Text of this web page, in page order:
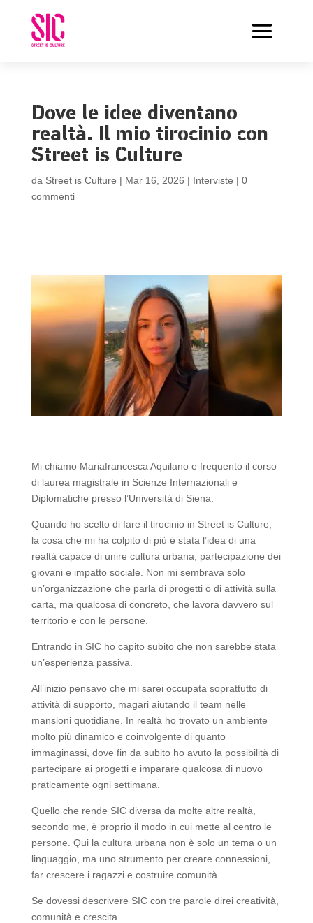
Dove le idee diventano
realtà. Il mio tirocinio con
Street is Culture
da Street is Culture | Mar 16, 2026 | Interviste | 0
commenti
Mi chiamo Mariafrancesca Aquilano e frequento il corso
di laurea magistrale in Scienze Internazionali e
Diplomatiche presso l’Università di Siena.
Quando ho scelto di fare il tirocinio in Street is Culture,
la cosa che mi ha colpito di più è stata l’idea di una
realtà capace di unire cultura urbana, partecipazione dei
giovani e impatto sociale. Non mi sembrava solo
un’organizzazione che parla di progetti o di attività sulla
carta, ma qualcosa di concreto, che lavora davvero sul
territorio e con le persone.
Entrando in SIC ho capito subito che non sarebbe stata
un’esperienza passiva.
All’inizio pensavo che mi sarei occupata soprattutto di
attività di supporto, magari aiutando il team nelle
mansioni quotidiane. In realtà ho trovato un ambiente
molto più dinamico e coinvolgente di quanto
immaginassi, dove fin da subito ho avuto la possibilità di
partecipare ai progetti e imparare qualcosa di nuovo
praticamente ogni settimana.
Quello che rende SIC diversa da molte altre realtà,
secondo me, è proprio il modo in cui mette al centro le
persone. Qui la cultura urbana non è solo un tema o un
linguaggio, ma uno strumento per creare connessioni,
far crescere i ragazzi e costruire comunità.
Se dovessi descrivere SIC con tre parole direi creatività,
comunità e crescita.